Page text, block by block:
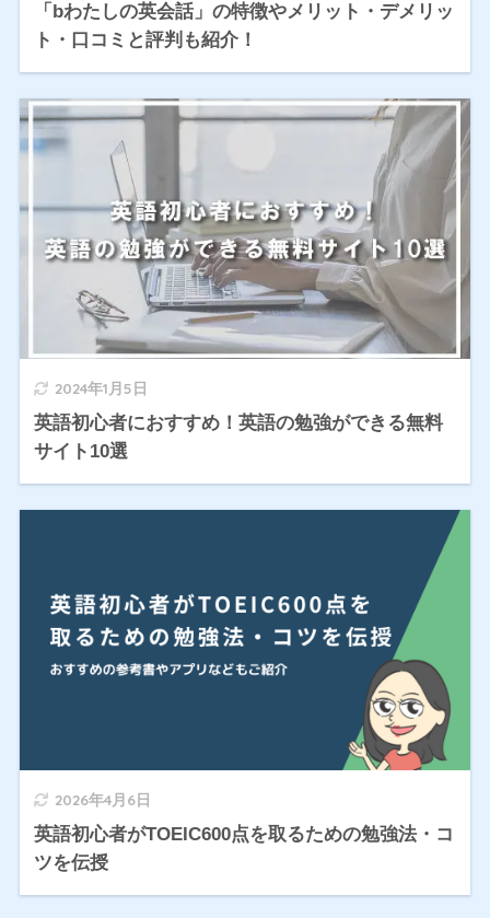
「bわたしの英会話」の特徴やメリット・デメリッ
ト・口コミと評判も紹介！
2024年1月5日
英語初心者におすすめ！英語の勉強ができる無料
サイト10選
2026年4月6日
英語初心者がTOEIC600点を取るための勉強法・コ
ツを伝授